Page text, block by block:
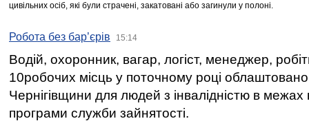
цивільних осіб, які були страчені, закатовані або загинули у полоні.
Робота без бар’єрів 15:14
Водій, охоронник, вагар, логіст, менеджер,
10робочих місць у поточному році
Чернігівщини для людей з інвалідністю в межах
програми служби зайнятості.